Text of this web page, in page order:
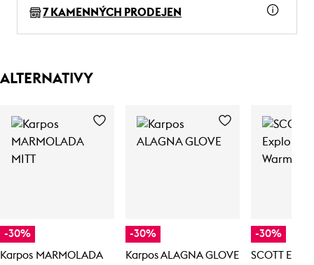
7 KAMENNÝCH PRODEJEN
ALTERNATIVY
-30%
Karpos MARMOLADA
-30%
Karpos ALAGNA GLOVE
-30%
SCOTT